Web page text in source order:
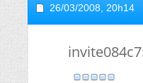
26/03/2008, 20h14